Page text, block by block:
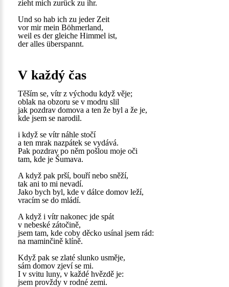
zieht mich zurück zu ihr.
Und so hab ich zu jeder Zeit
vor mir mein Böhmerland,
weil es der gleiche Himmel ist,
der alles überspannt.
V každý čas
Těším se, vítr z východu když věje;
oblak na obzoru se v modru slil
jak pozdrav domova a ten že byl a že je,
kde jsem se narodil.
i když se vítr náhle stočí
a ten mrak nazpátek se vydává.
Pak pozdrav po něm pošlou moje oči
tam, kde je Šumava.
A když pak prší, bouří nebo sněží,
tak ani to mi nevadí.
Jako bych byl, kde v dálce domov leží,
vracím se do mládí.
A když i vítr nakonec jde spát
v nebeské zátočině,
jsem tam, kde coby děcko usínal jsem rád:
na maminčině klíně.
Když pak se zlaté slunko usměje,
sám domov zjeví se mi.
I v svitu luny, v každé hvězdě je:
jsem provždy v rodné zemi.